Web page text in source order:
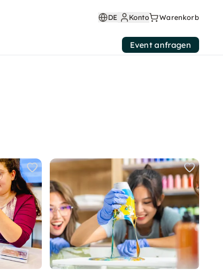
DE Konto Warenkorb
Event anfragen